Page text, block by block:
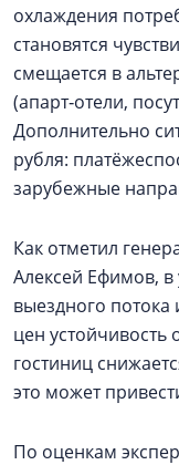
охлаждения
становятся
смещается в
(апарт‑отели,
Дополнительно
рубля:
зарубежные
Как отметил
Алексей Ефимов, в
выездного
цен устойчивость
гостиниц
это может
По оценкам